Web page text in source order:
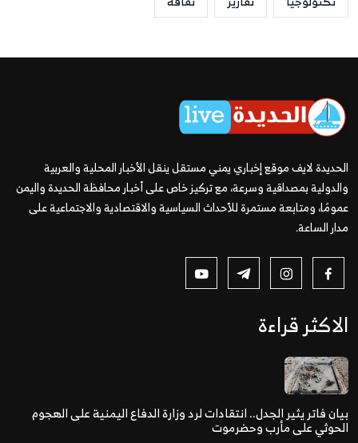
الحديدة لايف موقع إخباري يمني مستقل ينقل الأخبار المحلية والعربية
والدولية بمصداقية وسرعة، مع تركيز خاص على أخبار محافظة الحديدة واليمن
عمومًا، ومتابعة مستمرة للأحداث السياسية والاقتصادية والاجتماعية على
مدار الساعة.
الاكثر قراءة
بيان فاتر يثير الجدل.. انتقادات لرد وزارة الدفاع اليمنية على الهجوم
الحوثي على مأرب وحضرموت